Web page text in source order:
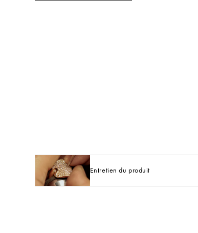
Entretien du produit